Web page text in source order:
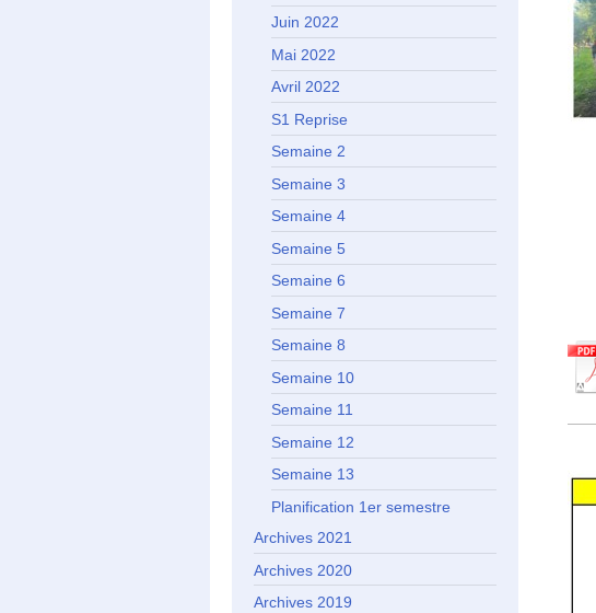
Juin 2022
Mai 2022
Avril 2022
S1 Reprise
Semaine 2
Semaine 3
Semaine 4
Semaine 5
Semaine 6
Semaine 7
Semaine 8
Semaine 10
Semaine 11
Semaine 12
Semaine 13
Planification 1er semestre
Archives 2021
Archives 2020
Archives 2019